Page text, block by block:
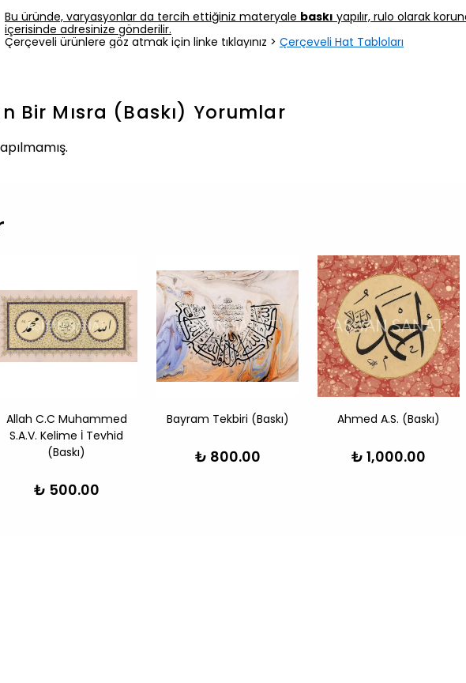
Bu üründe, varyasyonlar da tercih ettiğiniz materyale baskı yapılır, rulo olarak
içerisinde adresinize gönderilir.
Çerçeveli ürünlere göz atmak için linke tıklayınız > Çerçeveli Hat Tabloları
Bir Mısra (Baskı) Yorumlar
Allah C.C Muhammed
S.A.V. Kelime İ Tevhid
(Baskı)
₺ 500.00
Bayram Tekbiri (Baskı)
₺ 800.00
Ahmed A.S. (Baskı)
₺ 1,000.00